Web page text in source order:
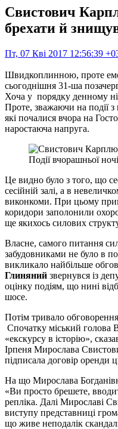
Свистович
брехати й
Пт, 07 Кві 2017 12:56:39
Швидкоплинною, проте
сьогоднішня 31-ша
Хоча у порядку денному
Проте, зважаючи на події
які почалися вчора на
наростаюча напруга.
Події вчорашньої
Це видно було з того, що
сесійній залі, а в
виконкоми. При цьому
коридори заполонили
ще якихось силових
Власне, самого питання
забудовниками не було в
викликало найбільше
Глиняний звернувся із
оцінку подіям, що нині
шосе.
Потім тривало
Спочатку міський
«екскурсу в історію»,
Ірпеня Мирослава
підписала договір оренди
На що Мирослава
«Ви просто брешете,
репліка. Далі Мирославі
виступу представниці
що живе неподалік